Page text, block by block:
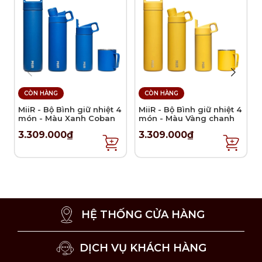
Thiết kế nắp được cải tiến kín, đóng mở dễ nhận diện
và màu Đá trắng sa mạc.
Công nghệ sản xuất
CÒN HÀNG
MiiR - Bộ Bình giữ nhiệt 4
món - Màu Xanh Coban
3.309.000₫
CÒN HÀNG
MiiR - Bộ Bình giữ nhiệt 4
món - Màu Vàng chanh
3.309.000₫
HỆ THỐNG CỬA HÀNG
DỊCH VỤ KHÁCH HÀNG